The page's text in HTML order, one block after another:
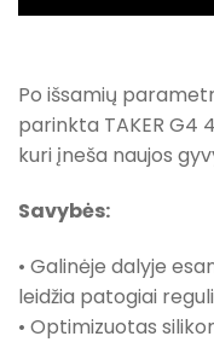
Po išsamių
parinkta TAKER G4
kuri įneša naujos
Savybės:
• Galinėje dalyje
leidžia patogiai
• Optimizuotas